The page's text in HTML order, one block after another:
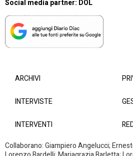
Social media partner: DOL
ARCHIVI
INTERVISTE
INTERVENTI
Collaborano: Giampiero Angelucci;